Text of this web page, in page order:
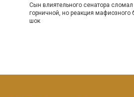
Сын влиятельного сенатора
горничной, но реакция мафиозного
шок